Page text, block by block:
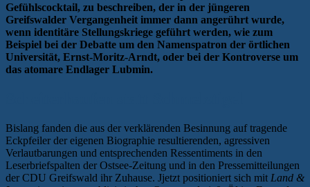
Gefühlscocktail, zu beschreiben, der in der jüngeren
Greifswalder Vergangenheit immer dann angerührt wurde,
wenn identitäre Stellungskriege geführt werden, wie zum
Beispiel bei der Debatte um den Namenspatron der örtlichen
Universität, Ernst-Moritz-Arndt, oder bei der Kontroverse um
das atomare Endlager Lubmin.
Bislang fanden die aus der verklärenden Besinnung auf tragende
Eckpfeiler der eigenen Biographie resultierenden, agressiven
Verlautbarungen und entsprechenden Ressentiments in den
Leserbriefspalten der Ostsee-Zeitung und in den Pressemitteilungen
der CDU Greifswald ihr Zuhause. Jjetzt positioniert sich mit Land &